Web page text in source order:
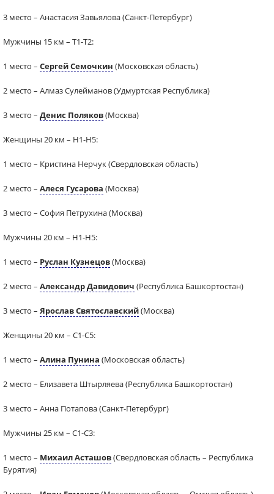
3 место – Анастасия Завьялова (Санкт-Петербург)
Мужчины 15 км – Т1-Т2:
1 место – Сергей Семочкин (Московская область)
2 место – Алмаз Сулейманов (Удмуртская Республика)
3 место – Денис Поляков(Москва)
Женщины 20 км – Н1-Н5:
1 место – Кристина Нерчук (Свердловская область)
2 место – Алеся Гусарова (Москва)
3 место – София Петрухина (Москва)
Мужчины 20 км – Н1-Н5:
1 место – Руслан Кузнецов(Москва)
2 место – Александр Давидович (Республика Башкортостан)
3 место – Ярослав Святославский(Москва)
Женщины 20 км – С1-С5:
1 место – Алина Пунина (Московская область)
2 место – Елизавета Штырляева (Республика Башкортостан)
3 место – Анна Потапова (Санкт-Петербург)
Мужчины 25 км – С1-С3:
1 место – Михаил Асташов(Свердловская область – Республика
Бурятия)